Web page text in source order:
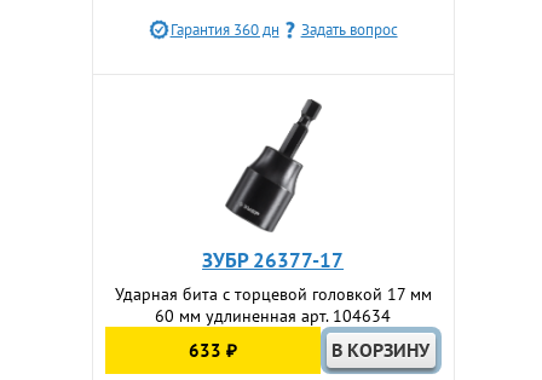
Гарантия 360 дн Задать вопрос
ЗУБР 26377-17
Ударная бита с торцевой головкой 17 мм
60 мм удлиненная арт. 104634
633 ₽